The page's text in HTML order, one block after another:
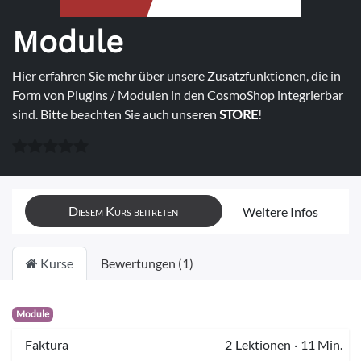
Module
Hier erfahren Sie mehr über unsere Zusatzfunktionen, die in
Form von Plugins / Modulen in den CosmoShop integrierbar
sind. Bitte beachten Sie auch unseren STORE!
Diesem Kurs beitreten Weitere Infos
Kurse Bewertungen (1)
Module
Faktura 2 Lektionen · 11 Min.